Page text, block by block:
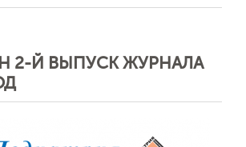
2-Й ВЫПУСК ЖУРНАЛА